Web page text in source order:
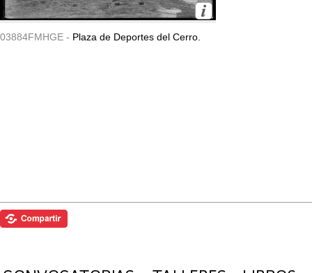
03884FMHGE - Plaza de Deportes del Cerro.